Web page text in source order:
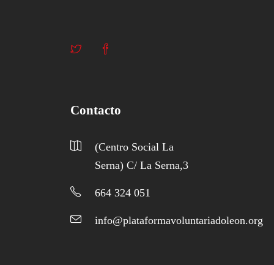
Contacto
(Centro Social La
Serna) C/ La Serna,3
664 324 051
info@plataformavoluntariadoleon.org